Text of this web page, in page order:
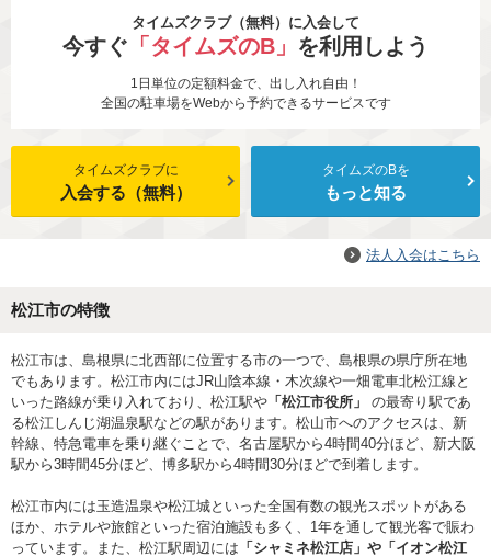
タイムズクラブ（無料）に入会して
今すぐ 「タイムズのB」 を利用しよう
1日単位の定額料金で、出し入れ自由！
全国の駐車場をWebから予約できるサービスです
タイムズクラブに
入会する（無料）
タイムズのBを
もっと知る
法人入会はこちら
松江市の特徴
松江市は、島根県に北西部に位置する市の一つで、島根県の県庁所在地
でもあります。松江市内にはJR山陰本線・木次線や一畑電車北松江線と
いった路線が乗り入れており、松江駅や 「松江市役所」
の最寄り駅であ
る松江しんじ湖温泉駅などの駅があります。松山市へのアクセスは、新
幹線、特急電車を乗り継ぐことで、名古屋駅から4時間40分ほど、新大阪
駅から3時間45分ほど、博多駅から4時間30分ほどで到着します。
松江市内には玉造温泉や松江城といった全国有数の観光スポットがある
ほか、ホテルや旅館といった宿泊施設も多く、1年を通して観光客で賑わ
っています。また、松江駅周辺には 「シャミネ松江店」や「イオン松江